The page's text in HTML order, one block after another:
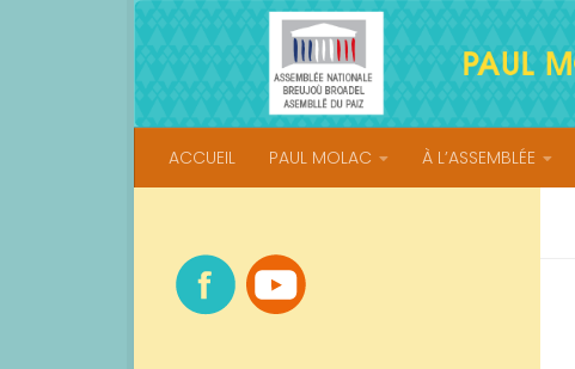
Skip to content
ACCUEIL PAUL MOLAC À L’ASSEMBLÉE